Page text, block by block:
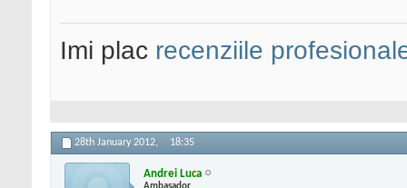
Imi plac recenziile
28th January 2012, 18:35
Andrei Luca